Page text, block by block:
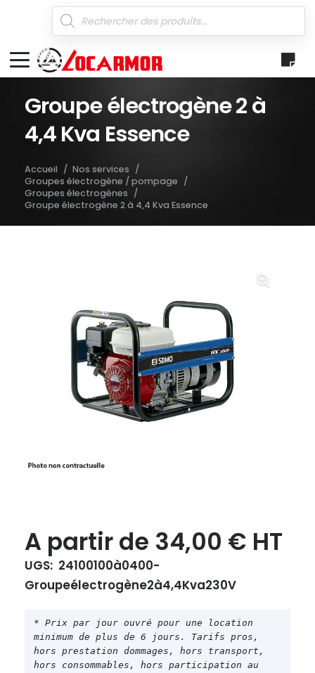
Recherche
de
produits
Groupe électrogène 2 à
4,4 Kva Essence
Accueil / Nos services /
Groupes électrogène / pompage /
Groupes électrogènes /
Groupe électrogène 2 à 4,4 Kva Essence
A partir de Le
prix
initial
34,00 €.
34,00 € Le
HT
UGS: 24100100à0400-
Groupeélectrogène2à4,4Kva230V
* Prix par jour ouvré pour une location
minimum de plus de 6 jours. Tarifs pros,
hors prestation dommages, hors transport,
hors consommables, hors participation au